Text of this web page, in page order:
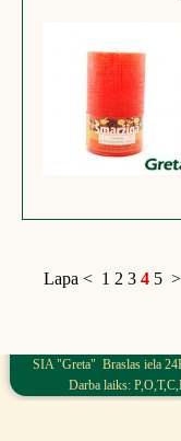
Lapa < 1 2 3 4 5 >
SIA "Greta" Braslas iela
Darba laiks: P,O,T,C,P